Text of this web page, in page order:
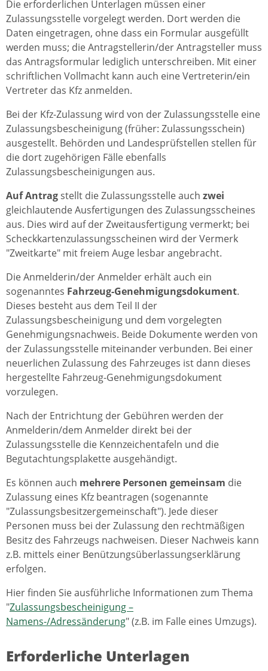
Die erforderlichen Unterlagen müssen einer
Zulassungsstelle vorgelegt werden. Dort werden die
Daten eingetragen, ohne dass ein Formular ausgefüllt
werden muss; die Antragstellerin/der Antragsteller muss
das Antragsformular lediglich unterschreiben. Mit einer
schriftlichen Vollmacht kann auch eine Vertreterin/ein
Vertreter das Kfz anmelden.
Bei der Kfz-Zulassung wird von der Zulassungsstelle eine
Zulassungsbescheinigung (früher: Zulassungsschein)
ausgestellt. Behörden und Landesprüfstellen stellen für
die dort zugehörigen Fälle ebenfalls
Zulassungsbescheinigungen aus.
Auf Antragstellt die Zulassungsstelle auch zwei
gleichlautende Ausfertigungen des Zulassungsscheines
aus. Dies wird auf der Zweitausfertigung vermerkt; bei
Scheckkartenzulassungsscheinen wird der Vermerk
"Zweitkarte" mit freiem Auge lesbar angebracht.
Die Anmelderin/der Anmelder erhält auch ein
sogenanntes Fahrzeug-Genehmigungsdokument.
Dieses besteht aus dem Teil II der
Zulassungsbescheinigung und dem vorgelegten
Genehmigungsnachweis. Beide Dokumente werden von
der Zulassungsstelle miteinander verbunden. Bei einer
neuerlichen Zulassung des Fahrzeuges ist dann dieses
hergestellte Fahrzeug-Genehmigungsdokument
vorzulegen.
Nach der Entrichtung der Gebühren werden der
Anmelderin/dem Anmelder direkt bei der
Zulassungsstelle die Kennzeichentafeln und die
Begutachtungsplakette ausgehändigt.
Es können auch mehrere Personen gemeinsam die
Zulassung eines Kfz beantragen (sogenannte
"Zulassungsbesitzergemeinschaft"). Jede dieser
Personen muss bei der Zulassung den rechtmäßigen
Besitz des Fahrzeugs nachweisen. Dieser Nachweis kann
z.B. mittels einer Benützungsüberlassungserklärung
erfolgen.
Hier finden Sie ausführliche Informationen zum Thema
"Zulassungsbescheinigung –
Namens-/Adressänderung" (z.B. im Falle eines Umzugs).
Erforderliche Unterlagen